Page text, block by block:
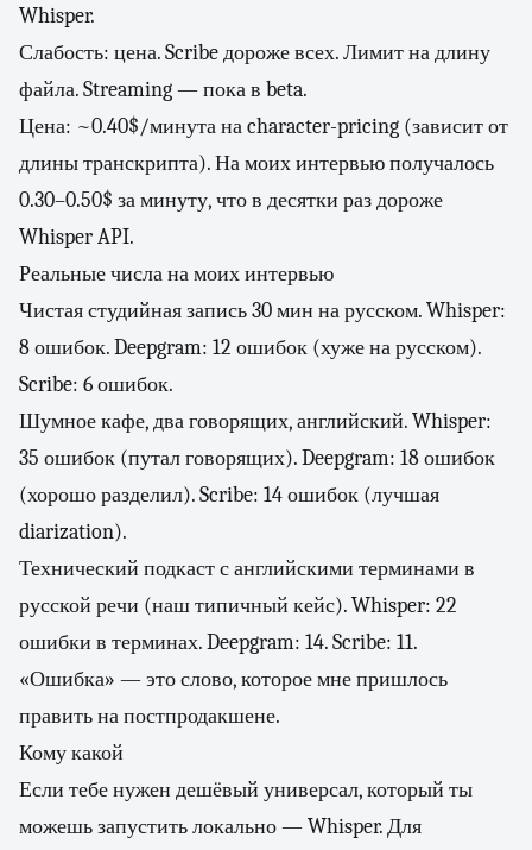
Whisper.
Слабость: цена. Scribe дороже всех. Лимит на длину
файла. Streaming — пока в beta.
Цена: ~0.40$/минута на character-pricing (зависит от
длины транскрипта). На моих интервью получалось
0.30–0.50$ за минуту, что в десятки раз дороже
Whisper API.
Реальные числа на моих интервью
Чистая студийная запись 30 мин на русском. Whisper:
8 ошибок. Deepgram: 12 ошибок (хуже на русском).
Scribe: 6 ошибок.
Шумное кафе, два говорящих, английский. Whisper:
35 ошибок (путал говорящих). Deepgram: 18 ошибок
(хорошо разделил). Scribe: 14 ошибок (лучшая
diarization).
Технический подкаст с английскими терминами в
русской речи (наш типичный кейс). Whisper: 22
ошибки в терминах. Deepgram: 14. Scribe: 11.
«Ошибка» — это слово, которое мне пришлось
править на постпродакшене.
Кому какой
Если тебе нужен дешёвый универсал, который ты
можешь запустить локально — Whisper. Для